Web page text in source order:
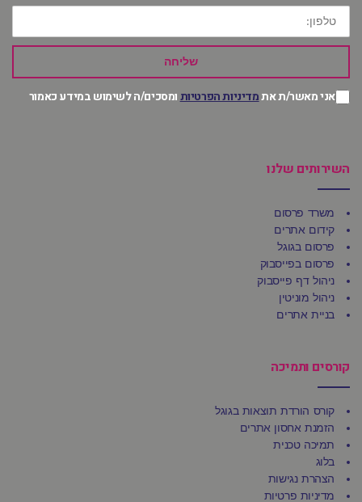
טלפון:
שליחה
אני מאשר/ת אתמדיניות הפרטיותומסכים/ה לשימוש במידע כאמור
השירותים שלנו
משרד פרסום
קידום אתרים
פרסום בגוגל
פרסום בפייסבוק
ניהול דף פייסבוק
ניהול מוניטין
בניית אתרים
קורסים ותמיכה
קורס הורדת תוצאות בגוגל
הזמנת אחסון אתרים
תמיכה טכנית
בלוג
הצהרת נגישות
מדיניות פרטיות